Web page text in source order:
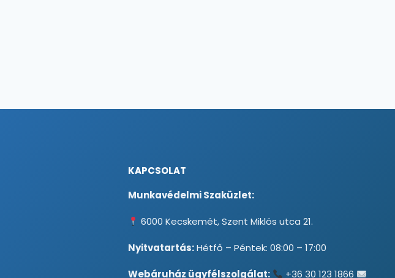
KAPCSOLAT
Munkavédelmi Szaküzlet:
6000 Kecskemét, Szent Miklós utca 21.
Nyitvatartás:Hétfő – Péntek: 08:00 – 17:00
Webáruház ügyfélszolgálat: +36 30 123 1866